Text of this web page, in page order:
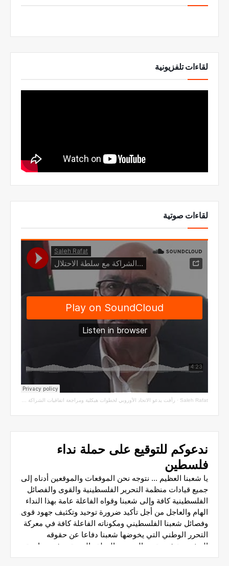
لقاءات تلفزيونية
لقاءات صوتية
Saleh Rafat
· رأفت يدعو الاتحاد الأوروبي لخطوات هيكلية ومراجعة اتفاقيات الشراكة مع سلطة الاحتلال